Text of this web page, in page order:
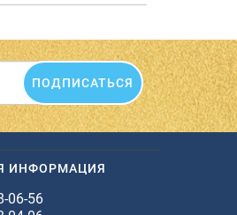
ПОДПИСАТЬСЯ
ИНФОРМАЦИЯ
06-56